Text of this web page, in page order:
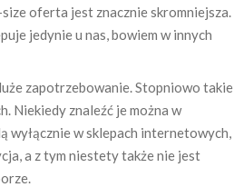
oferta jest znacznie skromniejsza.
jedynie u nas, bowiem w innych
zapotrzebowanie. Stopniowo takie
Niekiedy znaleźć je można w
wyłącznie w sklepach internetowych,
a z tym niestety także nie jest